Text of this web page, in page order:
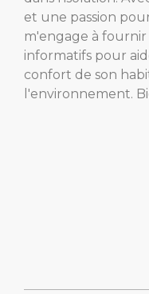
et une passion
m'engage à
informatifs pour
confort de son
l'environnement.